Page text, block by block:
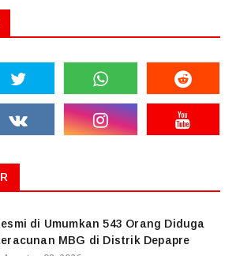
di Umumkan 543 Orang Diduga
MBG di Distrik Depapre